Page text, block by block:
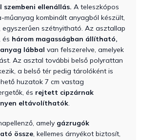
szembeni ellenállás. A teleszkópos
műanyag kombinált anyagból készült,
szétnyitható. Az asztallap
és három magasságban állítható,
lábbal van felszerelve, amelyek
Az asztal további belső polyrattan
a belső tér pedig tárolóként is
huzatok 7 cm vastag
és rejtett cipzárnak
eltávolíthatók.
amely gázrugók
össze, kellemes árnyékot biztosít,